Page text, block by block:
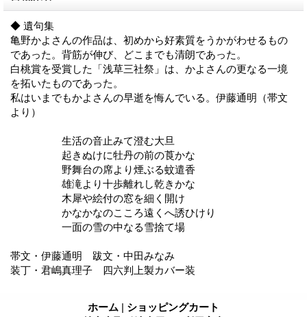
◆ 遺句集
亀野かよさんの作品は、初めから好素質をうかがわせるもの
であった。背筋が伸び、どこまでも清朗であった。
白桃賞を受賞した「浅草三社祭」は、かよさんの更なる一境
を拓いたものであった。
私はいまでもかよさんの早逝を悔んでいる。伊藤通明（帯文
より）
生活の音止みて澄む大旦
起きぬけに牡丹の前の莨かな
野舞台の席より煙ぶる蚊遣香
雄滝より十歩離れし乾きかな
木犀や絵付の窓を細く開け
かなかなのこころ遠くへ誘ひけり
一面の雪の中なる雪捨て場
帯文・伊藤通明 跋文・中田みなみ
装丁・君嶋真理子 四六判上製カバー装
ホーム | ショッピングカート